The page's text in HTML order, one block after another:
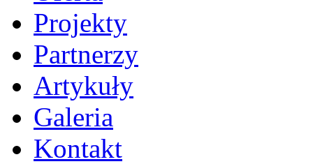
Projekty
Partnerzy
Artykuły
Galeria
Kontakt